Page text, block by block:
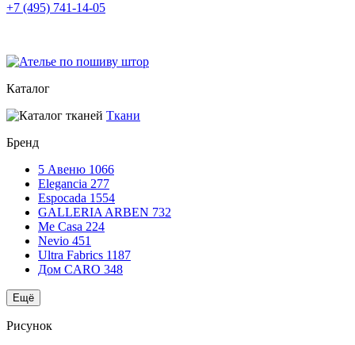
+7 (495) 741-14-05
Каталог
Ткани
Бренд
5 Авеню 1066
Elegancia 277
Espocada 1554
GALLERIA ARBEN 732
Me Casa 224
Nevio 451
Ultra Fabrics 1187
Дом CARO 348
Ещё
Рисунок